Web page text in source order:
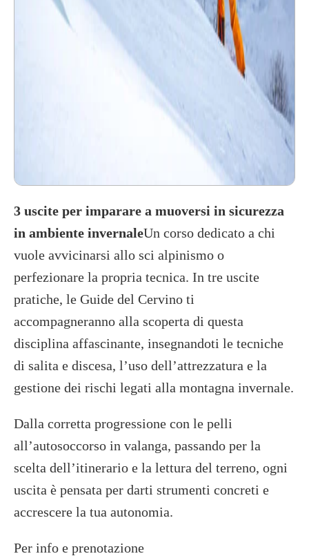
3 uscite per imparare a muoversi in sicurezza
in ambiente invernaleUn corso dedicato a chi
vuole avvicinarsi allo sci alpinismo o
perfezionare la propria tecnica. In tre uscite
pratiche, le Guide del Cervino ti
accompagneranno alla scoperta di questa
disciplina affascinante, insegnandoti le tecniche
di salita e discesa, l’uso dell’attrezzatura e la
gestione dei rischi legati alla montagna invernale.
Dalla corretta progressione con le pelli
all’autosoccorso in valanga, passando per la
scelta dell’itinerario e la lettura del terreno, ogni
uscita è pensata per darti strumenti concreti e
accrescere la tua autonomia.
Per info e prenotazione